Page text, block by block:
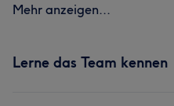
Mehr anzeigen...
Lerne das Team kennen